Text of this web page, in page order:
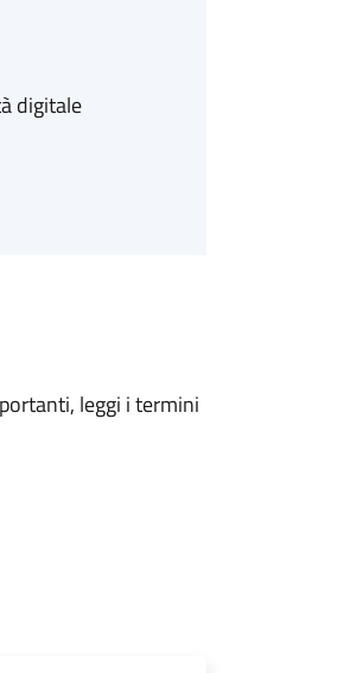
digitale
leggi i termini